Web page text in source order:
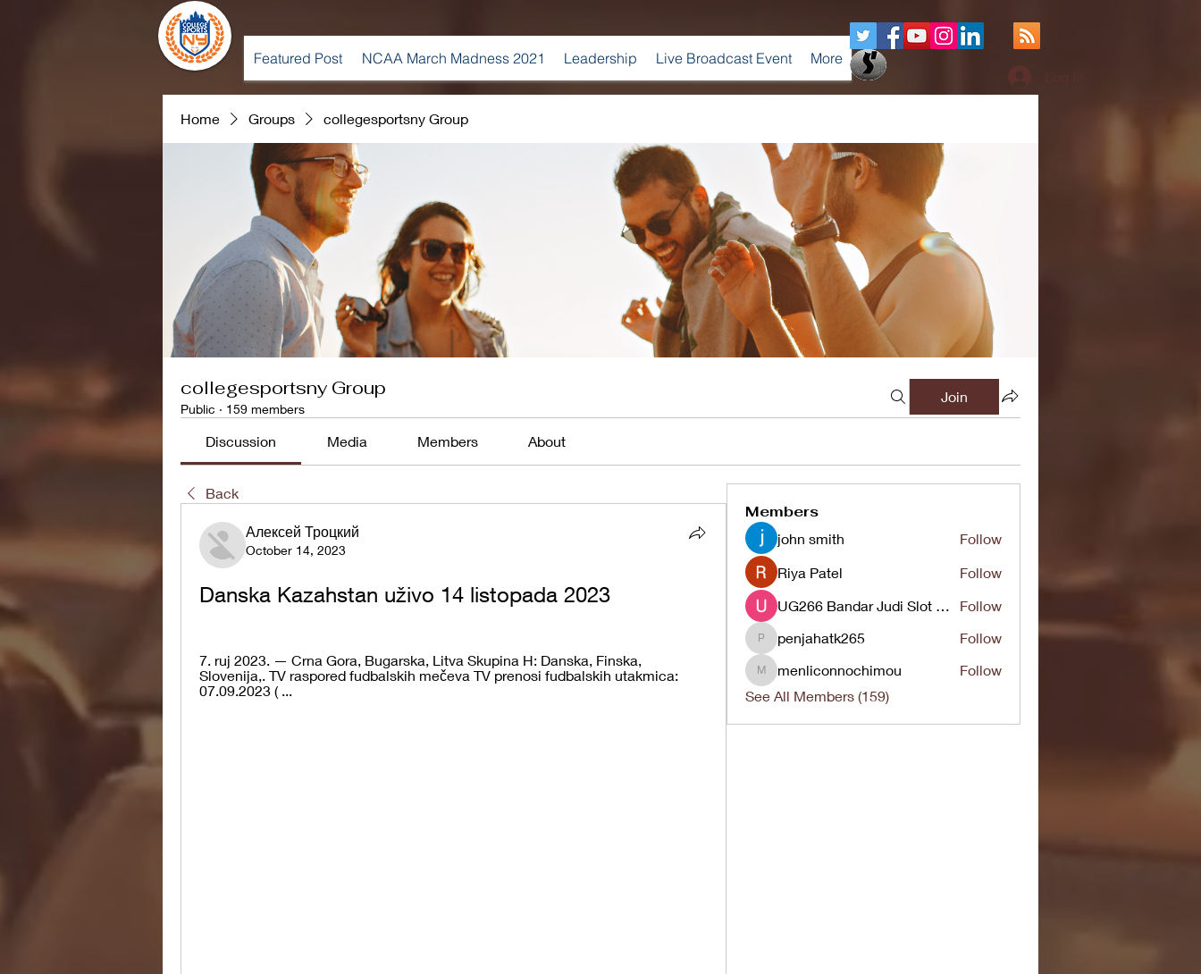
Featured Post NCAA March Madness 2021 Leadership Live Broadcast Event More
Home Groups collegesportsny Group
collegesportsny Group
Public · 159 members
Join
Discussion Media Members About
Back
Алексей Троцкий
October 14, 2023
Danska Kazahstan uživo 14 listopada 2023
7. ruj 2023. — Crna Gora, Bugarska, Litva Skupina H: Danska, Finska,
Slovenija,. TV raspored fudbalskih mečeva TV prenosi fudbalskih utakmica:
07.09.2023 ( ...
Members
john smith
Follow
Riya Patel
Follow
UG266 Bandar Judi Slot Online Live RTP Slot Gacor Tertinggi
Follow
penjahatk265
penjahatk265 Follow
menliconnochimou
menliconnochimou
Follow
See All Members (159)